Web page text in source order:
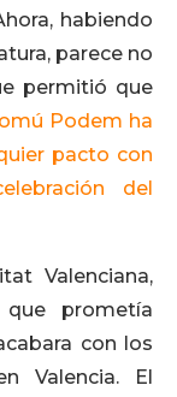
habiendo
parece no
permitió que
Podem ha
pacto con
del
Valenciana,
prometía
con los
Valencia. El